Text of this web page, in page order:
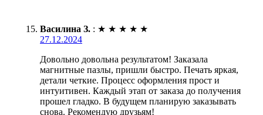
Василина З. : ★ ★ ★ ★ ★
27.12.2024
Довольно довольна результатом! Заказала
магнитные пазлы, пришли быстро. Печать яркая,
детали четкие. Процесс оформления прост и
интуитивен. Каждый этап от заказа до получения
прошел гладко. В будущем планирую заказывать
снова. Рекомендую друзьям!